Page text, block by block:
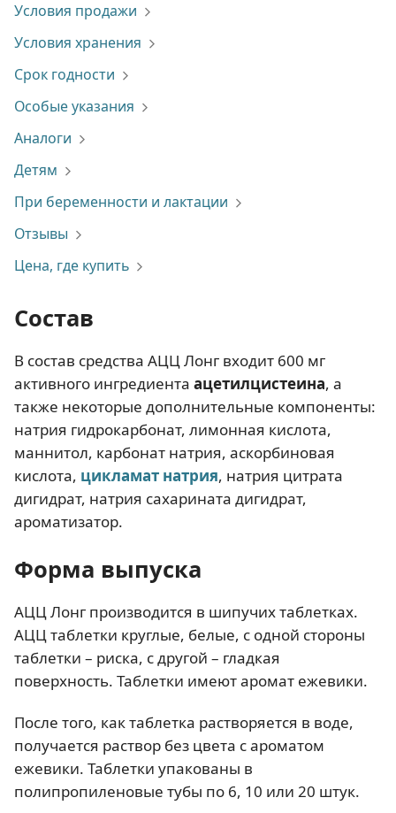
Условия продажи
Условия хранения
Срок годности
Особые указания
Аналоги
Детям
При беременности и лактации
Отзывы
Цена, где купить
Состав
В состав средства АЦЦ Лонг входит 600 мг
активного ингредиента ацетилцистеина, а
также некоторые дополнительные компоненты:
натрия гидрокарбонат, лимонная кислота,
маннитол, карбонат натрия, аскорбиновая
кислота, цикламат натрия, натрия цитрата
дигидрат, натрия сахарината дигидрат,
ароматизатор.
Форма выпуска
АЦЦ Лонг производится в шипучих таблетках.
АЦЦ таблетки круглые, белые, с одной стороны
таблетки – риска, с другой – гладкая
поверхность. Таблетки имеют аромат ежевики.
После того, как таблетка растворяется в воде,
получается раствор без цвета с ароматом
ежевики. Таблетки упакованы в
полипропиленовые тубы по 6, 10 или 20 штук.